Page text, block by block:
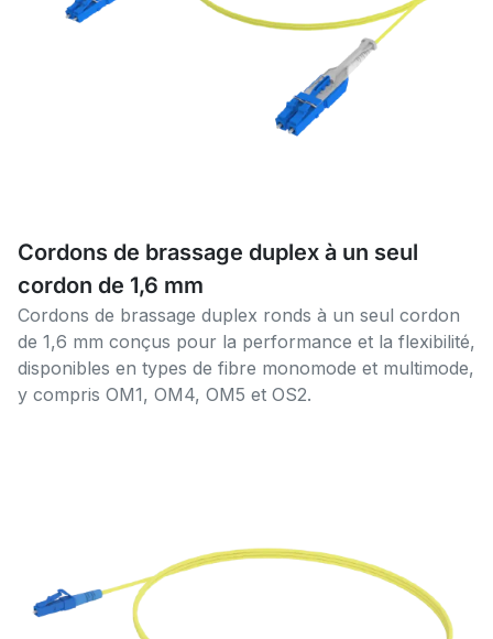
Cordons de brassage duplex à un seul
cordon de 1,6 mm
Cordons de brassage duplex ronds à un seul cordon
de 1,6 mm conçus pour la performance et la flexibilité,
disponibles en types de fibre monomode et multimode,
y compris OM1, OM4, OM5 et OS2.